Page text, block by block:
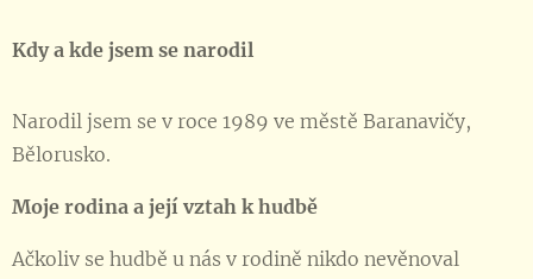
Kdy a kde jsem se narodil
Narodil jsem se v roce 1989 ve městě Baranavičy,
Bělorusko.
Moje rodina a její vztah k hudbě
Ačkoliv se hudbě u nás v rodině nikdo nevěnoval